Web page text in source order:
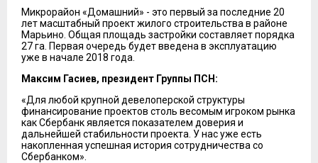
Микрорайон «Домашний» - это первый за последние 20
лет масштабный проект жилого строительства в районе
Марьино. Общая площадь застройки составляет порядка
27 га. Первая очередь будет введена в эксплуатацию
уже в начале 2018 года.
Максим Гасиев, президент Группы ПСН:
«Для любой крупной девелоперской структуры
финансирование проектов столь весомым игроком рынка
как Сбербанк является показателем доверия и
дальнейшей стабильности проекта. У нас уже есть
накопленная успешная история сотрудничества со
Сбербанком».